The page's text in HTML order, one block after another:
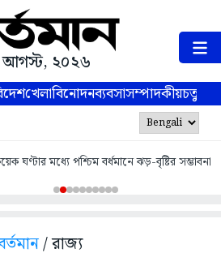
২০২৬
খেলাবিনোদনব্যবসাসম্পাদকীয়
ঘণ্টার মধ্যে পশ্চিম বর্ধমানে ঝড়-বৃষ্টির সম্ভাবনা
/ রাজ্য